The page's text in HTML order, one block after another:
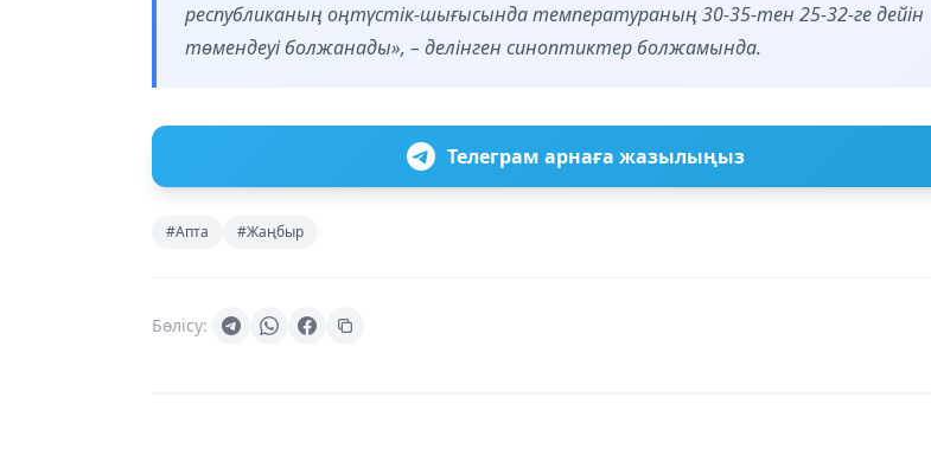
республиканың оңтүстік-шығысында температураның 30-35-тен 25-32-ге дейін
төмендеуі болжанады», – делінген синоптиктер болжамында.
Телеграм арнаға жазылыңыз
#Апта #Жаңбыр
Бөлісу: